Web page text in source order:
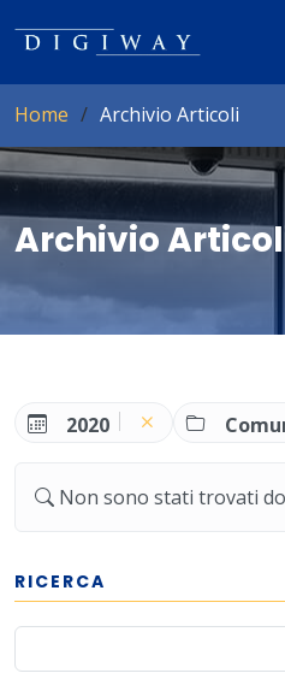
Home Archivio Articoli
Archivio
2020
Non sono stati trovati
RICERCA